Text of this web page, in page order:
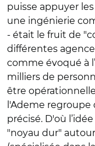
puisse appuyer
une ingénierie
- était le fruit de
différentes
comme évoqué à
milliers de
être opérationnelle
l'Ademe
précisé. D'où
"noyau dur" autour